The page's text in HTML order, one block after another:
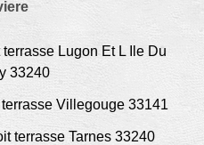
Lugon Et L Ile Du
33240
Villegouge 33141
terrasse Tarnes 33240